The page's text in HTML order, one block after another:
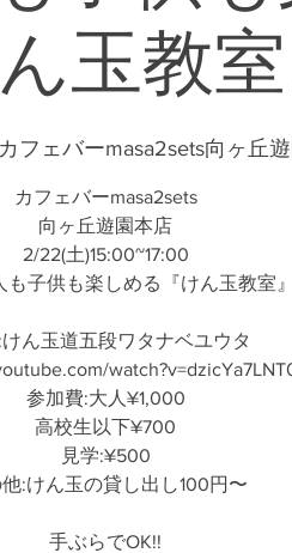
玉教室
カフェバーmasa2sets向ヶ丘
カフェバーmasa2sets
向ヶ丘遊園本店
2/22(土)15:00~17:00
も子供も楽しめる『けん玉教室』
ん玉道五段ワタナベユウタ
参加費:大人¥1,000
高校生以下¥700
見学:¥500
:けん玉の貸し出し100円〜
手ぶらでOK!!